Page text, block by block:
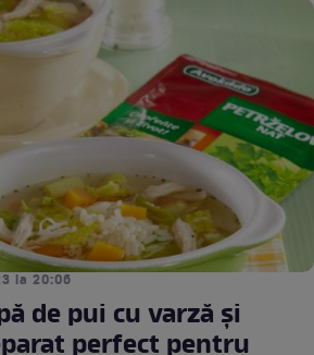
la 20:06
de pui cu varză și
perfect pentru